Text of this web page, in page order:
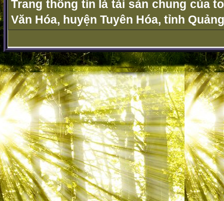
Trang thông tin là tài sản chung của
Văn Hóa, huyện Tuyên Hóa, tỉnh